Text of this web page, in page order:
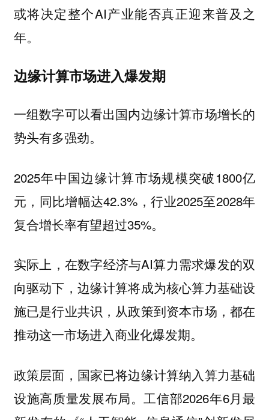
或将决定整个AI产业能否真正迎来普及之
年。
边缘计算市场进入爆发期
一组数字可以看出国内边缘计算市场增长的
势头有多强劲。
2025年中国边缘计算市场规模突破1800亿
元，同比增幅达42.3%，行业2025至2028年
复合增长率有望超过35%。
实际上，在数字经济与AI算力需求爆发的双
向驱动下，边缘计算将成为核心算力基础设
施已是行业共识，从政策到资本市场，都在
推动这一市场进入商业化爆发期。
政策层面，国家已将边缘计算纳入算力基础
设施高质量发展布局。工信部2026年6月最